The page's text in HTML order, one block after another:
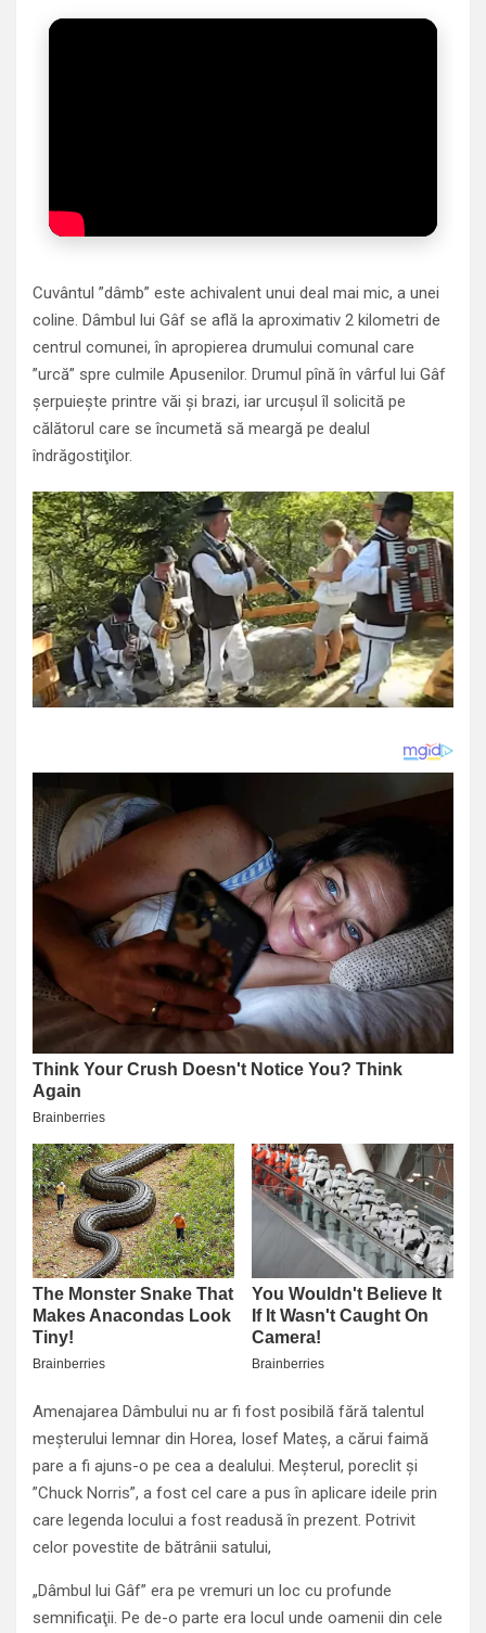
Cuvântul ”dâmb” este achivalent unui deal mai mic, a unei
coline. Dâmbul lui Gâf se află la aproximativ 2 kilometri de
centrul comunei, în apropierea drumului comunal care
”urcă” spre culmile Apusenilor. Drumul pînă în vârful lui Gâf
şerpuieşte printre văi şi brazi, iar urcuşul îl solicită pe
călătorul care se încumetă să meargă pe dealul
îndrăgostiţilor.
Amenajarea Dâmbului nu ar fi fost posibilă fără talentul
meşterului lemnar din Horea, Iosef Mateş, a cărui faimă
pare a fi ajuns-o pe cea a dealului. Meşterul, poreclit şi
”Chuck Norris”, a fost cel care a pus în aplicare ideile prin
care legenda locului a fost readusă în prezent. Potrivit
celor povestite de bătrânii satului,
„Dâmbul lui Gâf” era pe vremuri un loc cu profunde
semnificaţii. Pe de-o parte era locul unde oamenii din cele